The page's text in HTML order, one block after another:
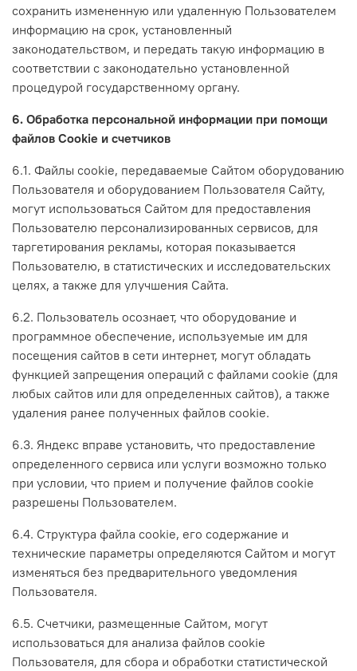
сохранить измененную или удаленную Пользователем
информацию на срок, установленный
законодательством, и передать такую информацию в
соответствии с законодательно установленной
процедурой государственному органу.
6. Обработка персональной информации при помощи
файлов Cookie и счетчиков
6.1. Файлы cookie, передаваемые Сайтом оборудованию
Пользователя и оборудованием Пользователя Сайту,
могут использоваться Сайтом для предоставления
Пользователю персонализированных сервисов, для
таргетирования рекламы, которая показывается
Пользователю, в статистических и исследовательских
целях, а также для улучшения Сайта.
6.2. Пользователь осознает, что оборудование и
программное обеспечение, используемые им для
посещения сайтов в сети интернет, могут обладать
функцией запрещения операций с файлами cookie (для
любых сайтов или для определенных сайтов), а также
удаления ранее полученных файлов cookie.
6.3. Яндекс вправе установить, что предоставление
определенного сервиса или услуги возможно только
при условии, что прием и получение файлов cookie
разрешены Пользователем.
6.4. Структура файла cookie, его содержание и
технические параметры определяются Сайтом и могут
изменяться без предварительного уведомления
Пользователя.
6.5. Счетчики, размещенные Сайтом, могут
использоваться для анализа файлов cookie
Пользователя, для сбора и обработки статистической